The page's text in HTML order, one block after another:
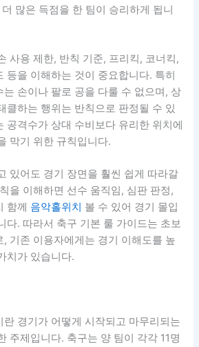
많은 득점을 한 팀이 승리하게 됩니
사용 제한, 반칙 기준, 프리킥, 코너킥,
등을 이해하는 것이 중요합니다. 특히
는 손이나 팔로 공을 다룰 수 없으며, 상
클하는 행위는 반칙으로 판정될 수 있
공격수가 상대 수비보다 유리한 위치에
막기 위한 규칙입니다.
있어도 경기 장면을 훨씬 쉽게 따라갈
을 이해하면 선수 움직임, 심판 판정,
함께 음악홀위치 볼 수 있어 경기 몰입
다. 따라서 축구 기본 룰 가이드는 초보
기존 이용자에게는 경기 이해도를 높
치가 있습니다.
란 경기가 어떻게 시작되고 마무리되는
주제입니다. 축구는 양 팀이 각각 11명